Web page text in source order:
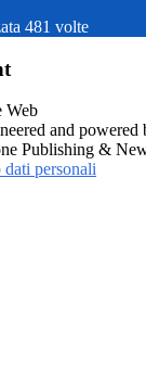
481 volte
and powered
Publishing &
personali